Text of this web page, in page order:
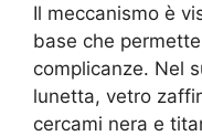
Il meccanismo è
base che
complicanze. Nel
lunetta, vetro
cercami nera e